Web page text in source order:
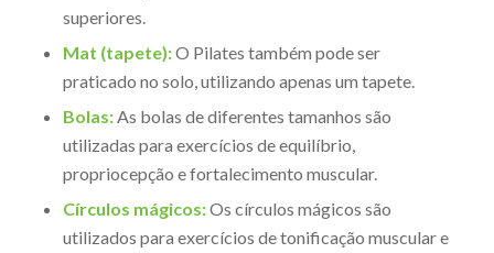
superiores.
Mat (tapete):O Pilates também pode ser
praticado no solo, utilizando apenas um tapete.
Bolas:As bolas de diferentes tamanhos são
utilizadas para exercícios de equilíbrio,
propriocepção e fortalecimento muscular.
Círculos mágicos:Os círculos mágicos são
utilizados para exercícios de tonificação muscular e